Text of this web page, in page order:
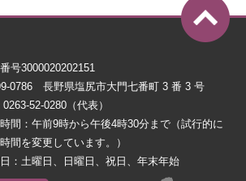
号3000020202151
0786 長野県塩尻市大門七番町 3 番 3 号
0263-52-0280（代表）
間：午前9時から午後4時30分まで（試行的に
間を変更しています。）
：土曜日、日曜日、祝日、年末年始